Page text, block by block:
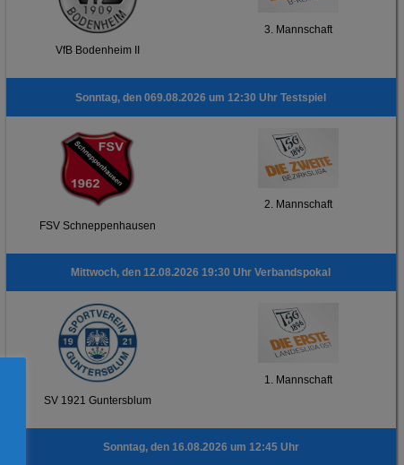
VfB Bodenheim II
3. Mannschaft
Sonntag, den 069.08.2026 um 12:30 Uhr Testspiel
FSV Schneppenhausen
2. Mannschaft
Mittwoch, den 12.08.2026 19:30 Uhr Verbandspokal
SV 1921 Guntersblum
1. Mannschaft
Sonntag, den 16.08.2026 um 12:45 Uhr